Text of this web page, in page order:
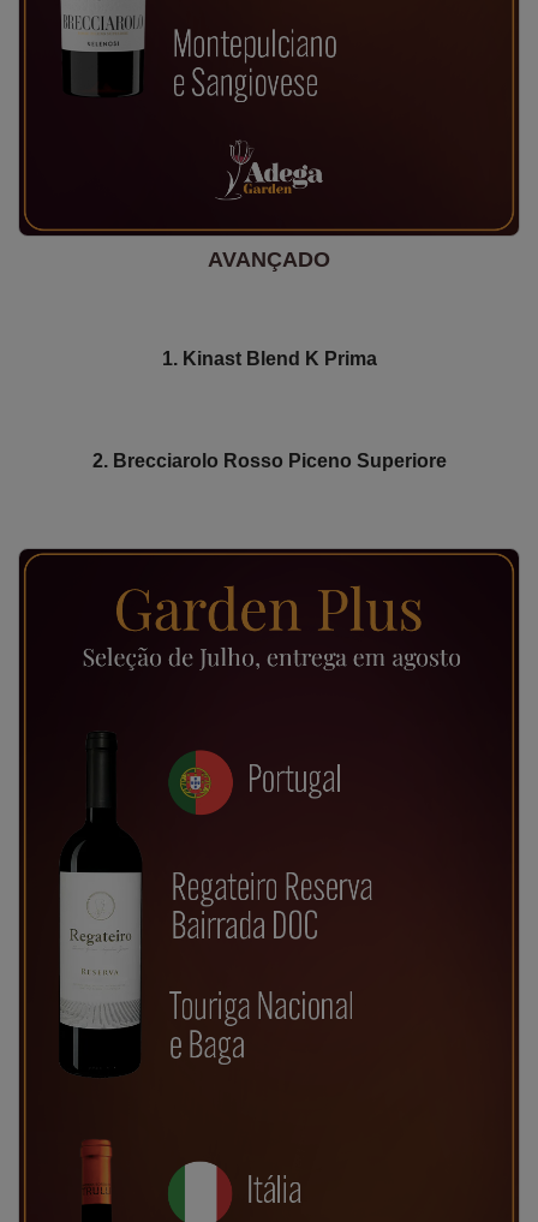
AVANÇADO
1. Kinast Blend K Prima
2. Brecciarolo Rosso Piceno Superiore